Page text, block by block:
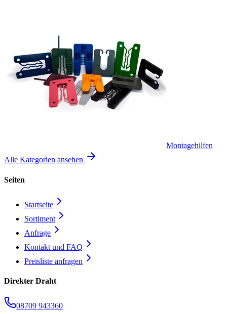
Montagehilfen
Alle Kategorien ansehen
Seiten
Startseite
Sortiment
Anfrage
Kontakt und FAQ
Preisliste anfragen
Direkter Draht
08709 943360